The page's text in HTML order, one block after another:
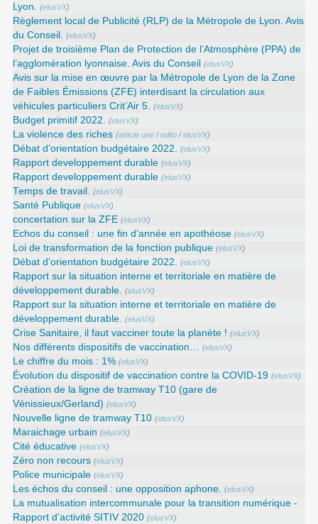
Lyon. (elusVX)
Règlement local de Publicité (RLP) de la Métropole de Lyon. Avis
du Conseil. (elusVX)
Projet de troisième Plan de Protection de l’Atmosphère (PPA) de
l’agglomération lyonnaise. Avis du Conseil
(elusVX)
Avis sur la mise en œuvre par la Métropole de Lyon de la Zone
de Faibles Émissions (ZFE) interdisant la circulation aux
véhicules particuliers Crit’Air 5. (elusVX)
Budget primitif 2022. (elusVX)
La violence des riches (article une /edito /elusVX)
Débat d’orientation budgétaire 2022. (elusVX)
Rapport developpement durable (elusVX)
Rapport developpement durable (elusVX)
Temps de travail. (elusVX)
Santé Publique (elusVX)
concertation sur la ZFE (elusVX)
Echos du conseil : une fin d’année en apothéose (elusVX)
Loi de transformation de la fonction publique (elusVX)
Débat d’orientation budgétaire 2022. (elusVX)
Rapport sur la situation interne et territoriale en matière de
développement durable. (elusVX)
Rapport sur la situation interne et territoriale en matière de
développement durable. (elusVX)
Crise Sanitaire, il faut vacciner toute la planète ! (elusVX)
Nos différents dispositifs de vaccination… (elusVX)
Le chiffre du mois : 1% (elusVX)
Évolution du dispositif de vaccination contre la COVID-19 (elusVX)
Création de la ligne de tramway T10 (gare de
Vénissieux/Gerland) (elusVX)
Nouvelle ligne de tramway T10 (elusVX)
Maraichage urbain (elusVX)
Cité éducative (elusVX)
Zéro non recours (elusVX)
Police municipale (elusVX)
Les échos du conseil : une opposition aphone. (elusVX)
La mutualisation intercommunale pour la transition numérique -
Rapport d’activité SITIV 2020 (elusVX)